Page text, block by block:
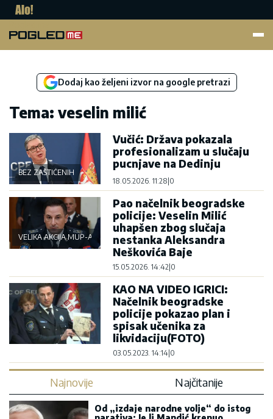
Dodaj kao željeni izvor na google pretrazi
Tema: veselin milić
BEZ ZAŠTIĆENIH
Vučić: Država pokazala
profesionalizam u slučaju
pucnjave na Dedinju
18.05.2026. 11:28 0
VELIKA AKCIJA MUP-A
Pao načelnik beogradske
policije: Veselin Milić
uhapšen zbog slučaja
nestanka Aleksandra
Neškovića Baje
15.05.2026. 14:42 0
KAO NA VIDEO IGRICI:
Načelnik beogradske
policije pokazao plan i
spisak učenika za
likvidaciju(FOTO)
03.05.2023. 14:14 0
Najnovije Najčitanije
Od „izdaje narodne volje“ do istog